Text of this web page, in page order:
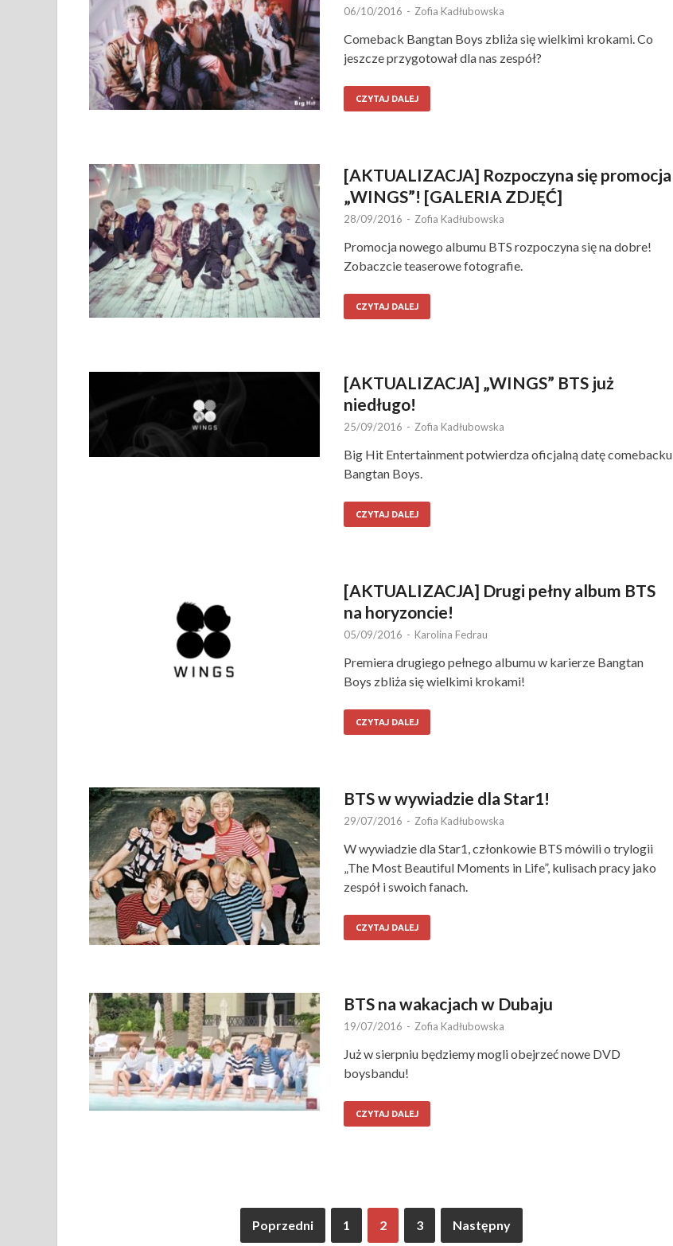
06/10/2016 - Zofia Kadłubowska
Comeback Bangtan Boys zbliża się wielkimi krokami. Co
jeszcze przygotował dla nas zespół?
CZYTAJ DALEJ
[AKTUALIZACJA] Rozpoczyna się promocja
„WINGS”! [GALERIA ZDJĘĆ]
28/09/2016 - Zofia Kadłubowska
Promocja nowego albumu BTS rozpoczyna się na dobre!
Zobaczcie teaserowe fotografie.
CZYTAJ DALEJ
[AKTUALIZACJA] „WINGS” BTS już
niedługo!
25/09/2016 - Zofia Kadłubowska
Big Hit Entertainment potwierdza oficjalną datę comebacku
Bangtan Boys.
CZYTAJ DALEJ
[AKTUALIZACJA] Drugi pełny album BTS
na horyzoncie!
05/09/2016 - Karolina Fedrau
Premiera drugiego pełnego albumu w karierze Bangtan
Boys zbliża się wielkimi krokami!
CZYTAJ DALEJ
BTS w wywiadzie dla Star1!
29/07/2016 - Zofia Kadłubowska
W wywiadzie dla Star1, członkowie BTS mówili o trylogii
„The Most Beautiful Moments in Life”, kulisach pracy jako
zespół i swoich fanach.
CZYTAJ DALEJ
BTS na wakacjach w Dubaju
19/07/2016 - Zofia Kadłubowska
Już w sierpniu będziemy mogli obejrzeć nowe DVD
boysbandu!
CZYTAJ DALEJ
Poprzedni 1 2 3 Następny